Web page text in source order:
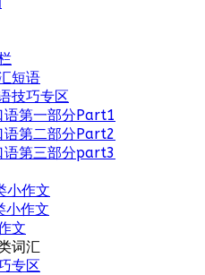
短语
技巧专区
语第一部分Part1
语第二部分Part2
语第三部分part3
小作文
小作文
文
词汇
专区